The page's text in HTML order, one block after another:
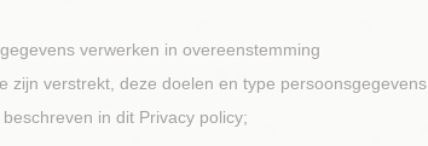
verwerken in overeenstemming
zijn verstrekt, deze doelen en type persoonsgegevens
beschreven in dit Privacy policy;